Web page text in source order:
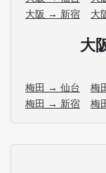
大阪 → 新宿
大
大
梅田 → 仙台
梅
梅田 → 新宿
梅